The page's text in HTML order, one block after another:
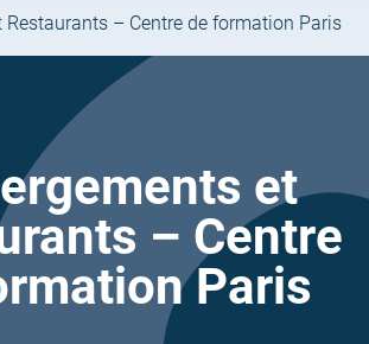
Restaurants – Centre de formation Paris
et
– Centre
Paris